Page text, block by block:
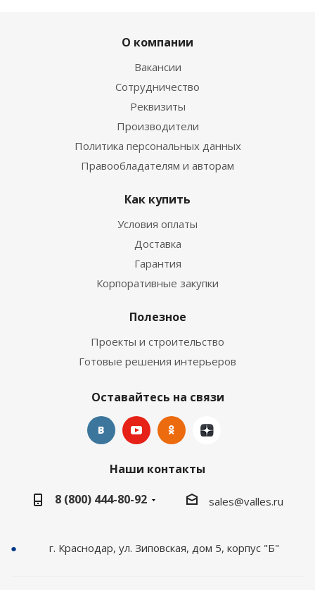
О компании
Вакансии
Сотрудничество
Реквизиты
Производители
Политика персональных данных
Правообладателям и авторам
Как купить
Условия оплаты
Доставка
Гарантия
Корпоративные закупки
Полезное
Проекты и строительство
Готовые решения интерьеров
Оставайтесь на связи
Наши контакты
8 (800) 444-80-92
sales@valles.ru
г. Краснодар, ул. Зиповская, дом 5, корпус "Б"